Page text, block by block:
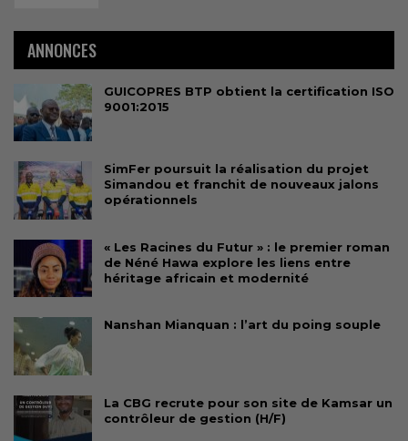
ANNONCES
GUICOPRES BTP obtient la certification ISO
9001:2015
SimFer poursuit la réalisation du projet
Simandou et franchit de nouveaux jalons
opérationnels
« Les Racines du Futur » : le premier roman
de Néné Hawa explore les liens entre
héritage africain et modernité
Nanshan Mianquan : l’art du poing souple
La CBG recrute pour son site de Kamsar un
contrôleur de gestion (H/F)